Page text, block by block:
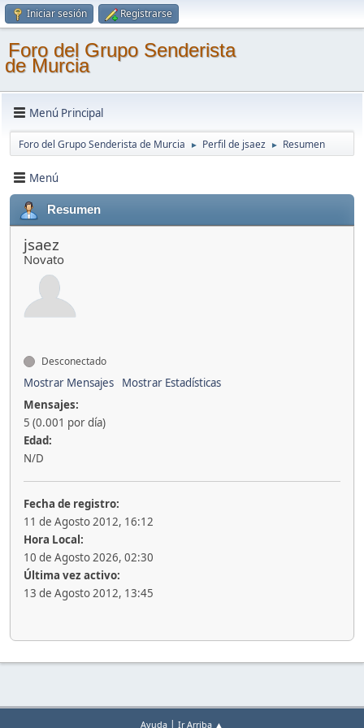
Iniciar sesión Registrarse
Foro del Grupo Senderista
de Murcia
Menú Principal
Foro del Grupo Senderista de Murcia ► Perfil de jsaez ► Resumen
Menú
Resumen
jsaez
Novato
Desconectado
Mostrar Mensajes
Mostrar Estadísticas
Mensajes:
5 (0.001 por día)
Edad:
N/D
Fecha de registro:
11 de Agosto 2012, 16:12
Hora Local:
10 de Agosto 2026, 02:30
Última vez activo:
13 de Agosto 2012, 13:45
Ayuda | Ir Arriba ▲